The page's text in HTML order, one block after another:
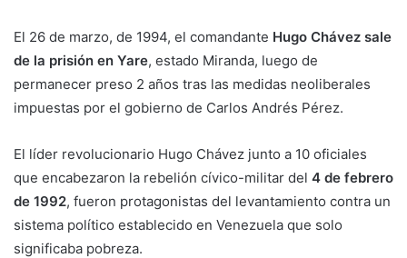
El 26 de marzo, de 1994, el comandante Hugo Chávez sale
de la prisión en Yare, estado Miranda, luego de
permanecer preso 2 años tras las medidas neoliberales
impuestas por el gobierno de Carlos Andrés Pérez.
El líder revolucionario Hugo Chávez junto a 10 oficiales
que encabezaron la rebelión cívico-militar del 4 de febrero
de 1992, fueron protagonistas del levantamiento contra un
sistema político establecido en Venezuela que solo
significaba pobreza.